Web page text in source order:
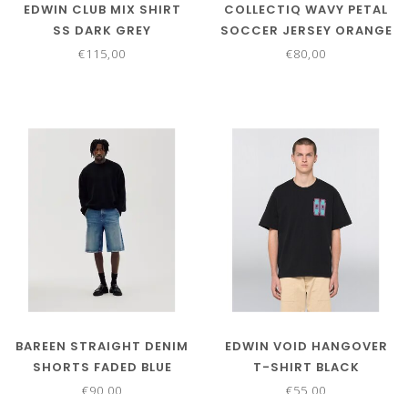
EDWIN CLUB MIX SHIRT
SS DARK GREY
€115,00
COLLECTIQ WAVY PETAL
SOCCER JERSEY ORANGE
€80,00
BAREEN STRAIGHT DENIM
SHORTS FADED BLUE
€90,00
EDWIN VOID HANGOVER
T-SHIRT BLACK
GARMENT WASHED
€55,00